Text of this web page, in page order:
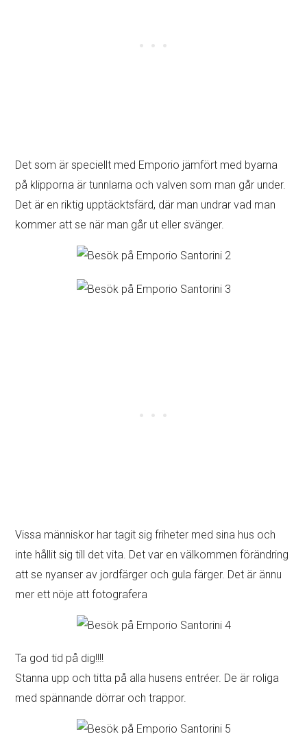
Det som är speciellt med Emporio jämfört med byarna
på klipporna är tunnlarna och valven som man går under.
Det är en riktig upptäcktsfärd, där man undrar vad man
kommer att se när man går ut eller svänger.
Vissa människor har tagit sig friheter med sina hus och
inte hållit sig till det vita. Det var en välkommen förändring
att se nyanser av jordfärger och gula färger. Det är ännu
mer ett nöje att fotografera
Ta god tid på dig!!!!
Stanna upp och titta på alla husens entréer. De är roliga
med spännande dörrar och trappor.